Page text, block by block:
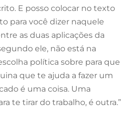
E posso colocar no texto
para você dizer naquele
as duas aplicações da
ele, não está na
política sobre para que
que te ajuda a fazer um
é uma coisa. Uma
te tirar do trabalho, é outra.”